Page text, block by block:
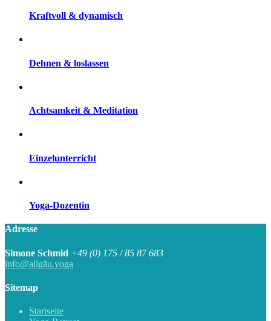
Kraftvoll & dynamisch
Dehnen & loslassen
Achtsamkeit & Meditation
Einzelunterricht
Yoga-Dozentin
Adresse
Simone Schmid +49 (0) 175 / 85 87 683
info@allgäu.yoga
Sitemap
Startseite